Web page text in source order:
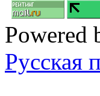
Powered
Русская